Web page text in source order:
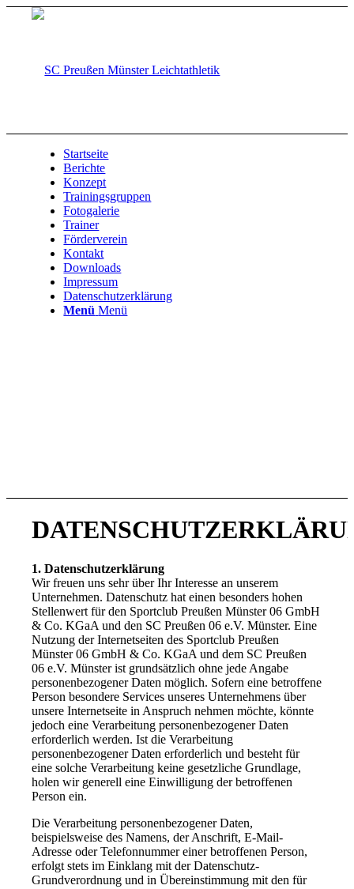
Startseite
Berichte
Konzept
Trainingsgruppen
Fotogalerie
Trainer
Förderverein
Kontakt
Downloads
Impressum
Datenschutzerklärung
Menü Menü
1. Datenschutzerklärung
Wir freuen uns sehr über Ihr Interesse an unserem
Unternehmen. Datenschutz hat einen besonders hohen
Stellenwert für den Sportclub Preußen Münster 06 GmbH
& Co. KGaA und den SC Preußen 06 e.V. Münster. Eine
Nutzung der Internetseiten des Sportclub Preußen
Münster 06 GmbH & Co. KGaA und dem SC Preußen
06 e.V. Münster ist grundsätzlich ohne jede Angabe
personenbezogener Daten möglich. Sofern eine betroffene
Person besondere Services unseres Unternehmens über
unsere Internetseite in Anspruch nehmen möchte, könnte
jedoch eine Verarbeitung personenbezogener Daten
erforderlich werden. Ist die Verarbeitung
personenbezogener Daten erforderlich und besteht für
eine solche Verarbeitung keine gesetzliche Grundlage,
holen wir generell eine Einwilligung der betroffenen
Person ein.
Die Verarbeitung personenbezogener Daten,
beispielsweise des Namens, der Anschrift, E-Mail-
Adresse oder Telefonnummer einer betroffenen Person,
erfolgt stets im Einklang mit der Datenschutz-
Grundverordnung und in Übereinstimmung mit den für